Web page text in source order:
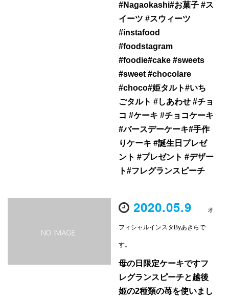
#Nagaokashi#お菓子 #ス
イーツ #スウィーツ
#instafood
#foodstagram
#foodie#cake #sweets
#sweet #chocolare
#choco#姫タルト#いち
ごタルト #しあわせ #チョ
コ #ケーキ #チョコケーキ
#バースデーケーキ#手作
りケーキ #誕生日プレゼ
ント #プレゼント #デザー
ト#フレグランスピーチ
2020.05.9 オ
フィシャルインスタByあきらで
す。
母の日限定ケーキですフ
レグランスピーチと越後
姫の2種類の苺を使いまし